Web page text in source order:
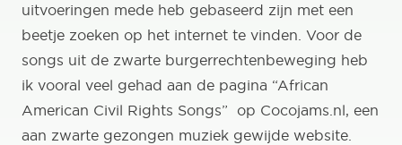
uitvoeringen mede heb gebaseerd zijn met een
beetje zoeken op het internet te vinden. Voor de
songs uit de zwarte burgerrechtenbeweging heb
ik vooral veel gehad aan de pagina “African
American Civil Rights Songs” op Cocojams.nl, een
aan zwarte gezongen muziek gewijde website.